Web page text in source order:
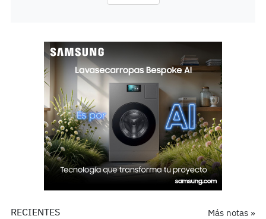
Más notas »
RECIENTES